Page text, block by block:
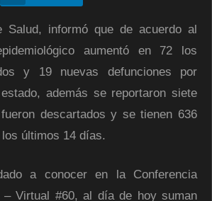
Salud, informó que de acuerdo al
aumentó en 72 los
y 19 nuevas defunciones por
además se reportaron siete
descartados y se tienen 636
últimos 14 días.
a conocer en la Conferencia
– Virtual #60, al día de hoy suman